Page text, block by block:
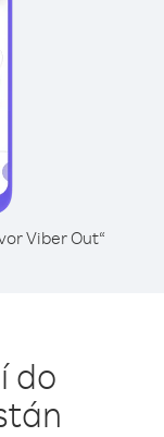
Viber Out“
do